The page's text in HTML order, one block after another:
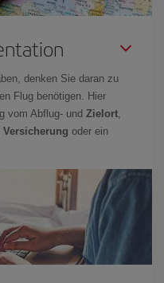
denken Sie daran zu
Flug benötigen. Hier
vom Abflug- und Zielort,
oder ein